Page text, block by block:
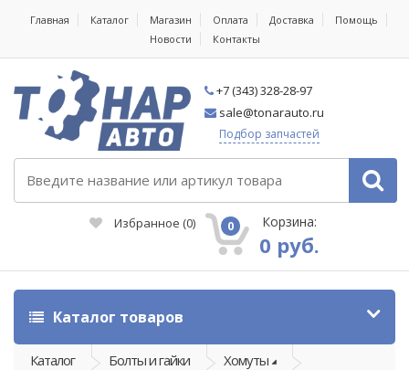
Главная Каталог Магазин Оплата Доставка
Помощь
Новости
Контакты
+7 (343) 328-28-97
sale@tonarauto.ru
Подбор запчастей
Избранное (0) 0 Корзина:
0 руб.
Каталог товаров
Каталог Болты и гайки
Хомуты